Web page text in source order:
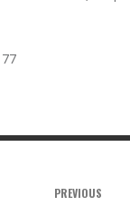
PREVIOUS